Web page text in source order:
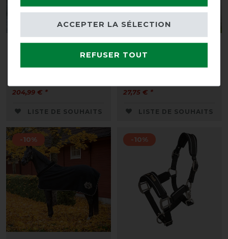
Kentucky Horsewear
Couverture de concours
160g avec col en
204,99 € *
LISTE DE SOUHAITS
Waldhausen protection
de poitrine Comfort Vest
- noir
27,75 € *
LISTE DE SOUHAITS
-10% -10%
REFUSER TOUT
ACCEPTER LA SÉLECTION